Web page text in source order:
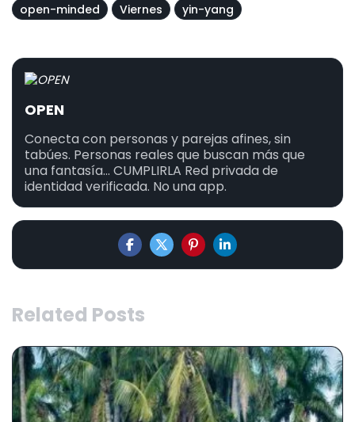
open-minded Viernes yin-yang
OPEN
Conecta con personas y parejas afines, sin
tabúes. Personas reales que buscan más que
una fantasía... CUMPLIRLA Red privada de
identidad verificada. No una app.
Related Posts